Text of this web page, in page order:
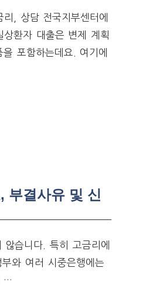
, 상담 전국지부센터에
상환자 대출은 변제 계획
포함하는데요. 여기에
부결사유 및 신
습니다. 특히 고금리에
와 여러 시중은행에는
…